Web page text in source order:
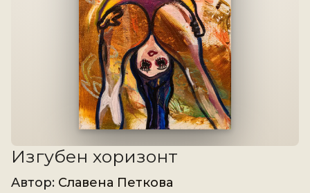
Изгубен хоризонт
Aвтор: Славена Петкова